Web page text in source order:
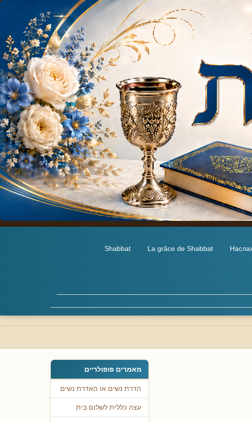
La grâce de Shabbat
Shabbat
מאמרים פופולריים
הדרת נשים או האדרת נשים
עצה כללית לשלום בית